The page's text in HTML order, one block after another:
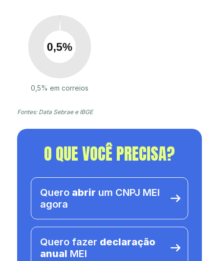
0,5% em correios
Fontes: Data Sebrae e IBGE
O QUE VOCÊ PRECISA?
Quero abrir um CNPJ MEI
agora
Quero fazer declaração
anual MEI